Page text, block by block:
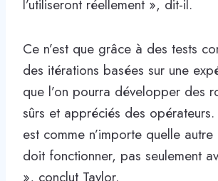
l’utiliseront réellement », dit-il.
Ce n’est que grâce à des tests
des itérations basées sur une
que l’on pourra développer des
sûrs et appréciés des
est comme n’importe quelle
doit fonctionner, pas seulement